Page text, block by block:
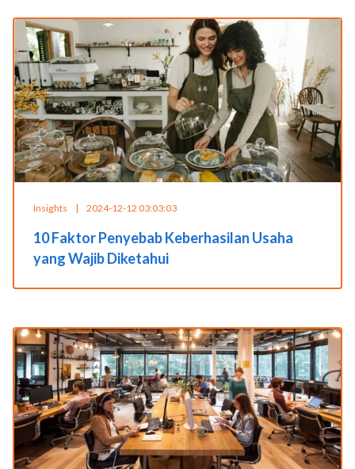
Insights | 2024-12-12 03:03:03
10 Faktor Penyebab Keberhasilan Usaha
yang Wajib Diketahui